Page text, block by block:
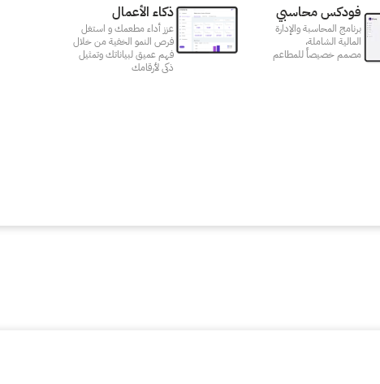
فودكس محاسبي
برنامج المحاسبة والإدارة
المالية الشاملة،
مصمم خصيصاً للمطاعم
ذكاء الأعمال
عزز أداء مطعمك و استغل
فرص النمو الخفية من خلال
فهم عميق لبياناتك وتمثيل
ذكى لأرقامك